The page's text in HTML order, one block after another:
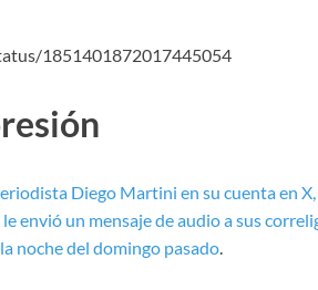
1851401872017445054
Diego Martini en su cuenta en
envió un mensaje de audio a sus
noche del domingo pasado.